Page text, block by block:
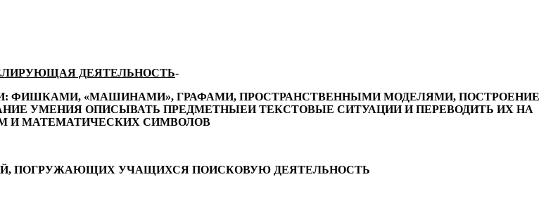
ДЕЯТЕЛЬНОСТЬ-
ФИШКАМИ, «МАШИНАМИ», ГРАФАМИ, ПРОСТРАНСТВЕННЫМИ МОДЕЛЯМИ, ПОСТРОЕНИЕ
УМЕНИЯ ОПИСЫВАТЬ ПРЕДМЕТНЫЕИ ТЕКСТОВЫЕ СИТУАЦИИ И ПЕРЕВОДИТЬ ИХ НА
И МАТЕМАТИЧЕСКИХ СИМВОЛОВ
ПОГРУЖАЮЩИХ УЧАЩИХСЯ ПОИСКОВУЮ ДЕЯТЕЛЬНОСТЬ